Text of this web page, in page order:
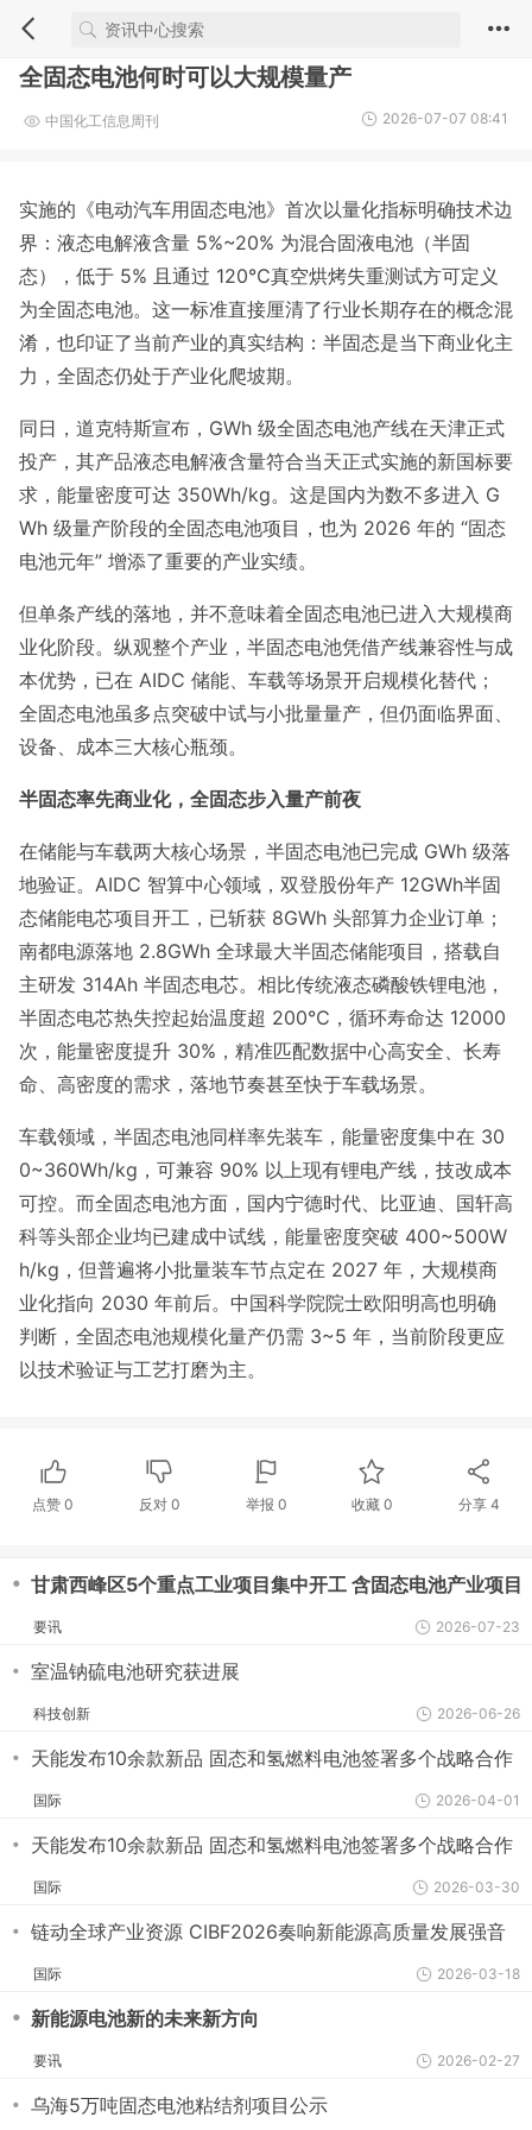
全固态电池何时可以大规模量产
中国化工信息周刊 2026-07-07 08:41
实施的《电动汽车用固态电池》首次以量化指标明确技术边
界：液态电解液含量 5%~20% 为混合固液电池（半固
态），低于 5% 且通过 120℃真空烘烤失重测试方可定义
为全固态电池。这一标准直接厘清了行业长期存在的概念混
淆，也印证了当前产业的真实结构：半固态是当下商业化主
力，全固态仍处于产业化爬坡期。
同日，道克特斯宣布，GWh 级全固态电池产线在天津正式
投产，其产品液态电解液含量符合当天正式实施的新国标要
求，能量密度可达 350Wh/kg。这是国内为数不多进入 G
Wh 级量产阶段的全固态电池项目，也为 2026 年的 “固态
电池元年” 增添了重要的产业实绩。
但单条产线的落地，并不意味着全固态电池已进入大规模商
业化阶段。纵观整个产业，半固态电池凭借产线兼容性与成
本优势，已在 AIDC 储能、车载等场景开启规模化替代；
全固态电池虽多点突破中试与小批量量产，但仍面临界面、
设备、成本三大核心瓶颈。
半固态率先商业化，全固态步入量产前夜
在储能与车载两大核心场景，半固态电池已完成 GWh 级落
地验证。AIDC 智算中心领域，双登股份年产 12GWh半固
态储能电芯项目开工，已斩获 8GWh 头部算力企业订单；
南都电源落地 2.8GWh 全球最大半固态储能项目，搭载自
主研发 314Ah 半固态电芯。相比传统液态磷酸铁锂电池，
半固态电芯热失控起始温度超 200℃，循环寿命达 12000
次，能量密度提升 30%，精准匹配数据中心高安全、长寿
命、高密度的需求，落地节奏甚至快于车载场景。
车载领域，半固态电池同样率先装车，能量密度集中在 30
0~360Wh/kg，可兼容 90% 以上现有锂电产线，技改成本
可控。而全固态电池方面，国内宁德时代、比亚迪、国轩高
科等头部企业均已建成中试线，能量密度突破 400~500W
h/kg，但普遍将小批量装车节点定在 2027 年，大规模商
业化指向 2030 年前后。中国科学院院士欧阳明高也明确
判断，全固态电池规模化量产仍需 3~5 年，当前阶段更应
以技术验证与工艺打磨为主。
点赞0 反对 0 举报 0 收藏 0 分享 4
・ 甘肃西峰区5个重点工业项目集中开工 含固态电池产业项目
要讯 2026-07-23
・ 室温钠硫电池研究获进展
科技创新 2026-06-26
・ 天能发布10余款新品 固态和氢燃料电池签署多个战略合作
国际 2026-04-01
・ 天能发布10余款新品 固态和氢燃料电池签署多个战略合作
国际 2026-03-30
・ 链动全球产业资源 CIBF2026奏响新能源高质量发展强音
国际 2026-03-18
・ 新能源电池新的未来新方向
要讯 2026-02-27
・ 乌海5万吨固态电池粘结剂项目公示